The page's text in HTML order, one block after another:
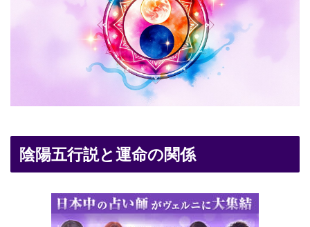
陰陽五行説と運命の関係